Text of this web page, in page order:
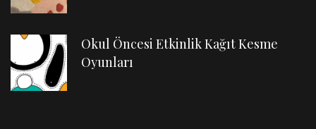
Okul Öncesi Etkinlik Kağıt Kesme
Oyunları